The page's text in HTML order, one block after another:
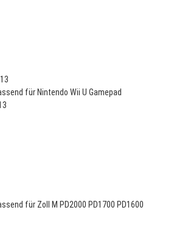
für Nintendo Wii U Gamepad
für Zoll M PD2000 PD1700 PD1600